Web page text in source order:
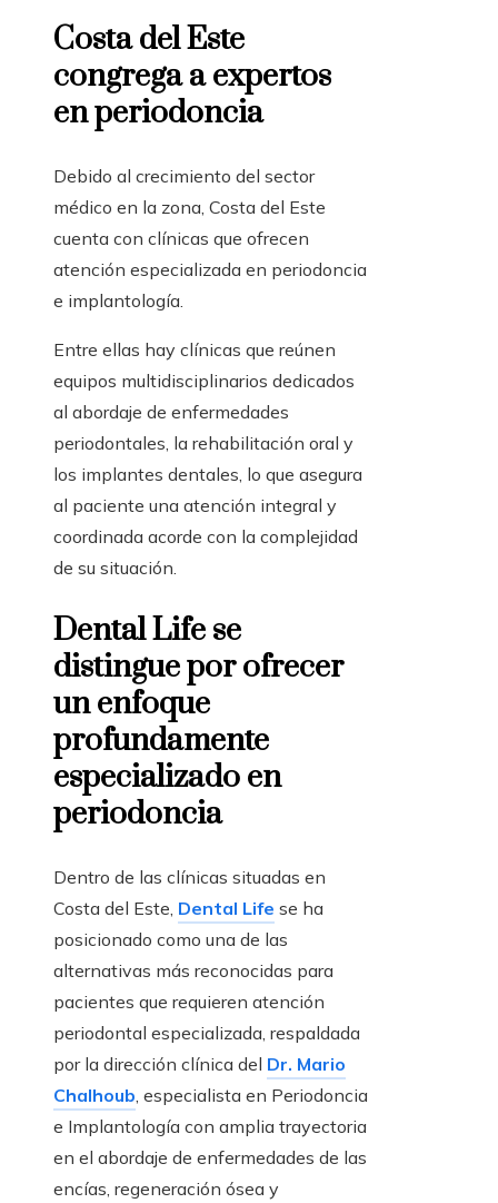
Costa del Este
congrega a expertos
en periodoncia
Debido al crecimiento del sector
médico en la zona, Costa del Este
cuenta con clínicas que ofrecen
atención especializada en periodoncia
e implantología.
Entre ellas hay clínicas que reúnen
equipos multidisciplinarios dedicados
al abordaje de enfermedades
periodontales, la rehabilitación oral y
los implantes dentales, lo que asegura
al paciente una atención integral y
coordinada acorde con la complejidad
de su situación.
Dental Life se
distingue por ofrecer
un enfoque
profundamente
especializado en
periodoncia
Dentro de las clínicas situadas en
Costa del Este, Dental Life se ha
posicionado como una de las
alternativas más reconocidas para
pacientes que requieren atención
periodontal especializada, respaldada
por la dirección clínica del Dr. Mario
Chalhoub, especialista en Periodoncia
e Implantología con amplia trayectoria
en el abordaje de enfermedades de las
encías, regeneración ósea y